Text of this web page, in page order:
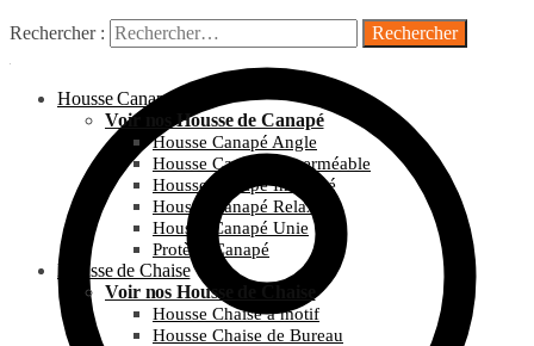
Rechercher :
Housse Canapé
Voir nos Housse de Canapé
Housse Canapé Angle
Housse Canapé Imperméable
Housse Canapé Imprimé
Housse Canapé Relax
Housse Canapé Unie
Protège Canapé
Housse de Chaise
Voir nos Housse de Chaise
Housse Chaise à motif
Housse Chaise de Bureau